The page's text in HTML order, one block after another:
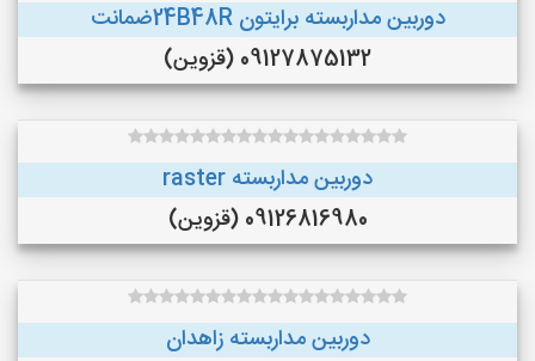
دوربین مداربسته برایتون 24B48Rضمانت
09127875132 (قزوین)
دوربین مداربسته raster
09126816980 (قزوین)
دوربین مداربسته زاهدان